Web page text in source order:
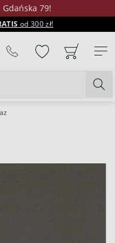
Gdańska 79!
od 300 zł!